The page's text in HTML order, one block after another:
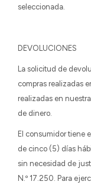
seleccionada.
DEVOLUCIONES
La solicitud de
compras realizadas
realizadas en
de dinero.
El consumidor tiene
de cinco (5) días
sin necesidad de
N.º 17.250. Para